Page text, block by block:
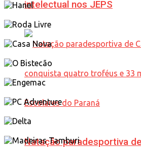
intelectual nos JEPS
Natação paradesportiva